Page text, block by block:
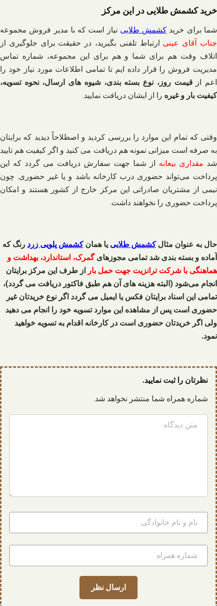
خرید کشمش طلایی در این مرکز
شما برای خرید کشمش طلایی نیاز است که با مدیر فروش مجموعه
جناب آقای عینی ارتباط تلفنی بگیرید، در حقیقت برای جلوگیری از
اتلاف وقت هم برای شما و هم برای این مجموعه، شماره تماس
مدیریت فروش را قرار داده ایم تا تمامی اطلاعات مورد نیاز خود را
اعم ازقیمت روز، نوع بسته بندی، شیوه های ارسال، نحوه تسویه،
کیفیت بار و غیره را از ایشان دریافت نمایید.
وقتی که تمام این موارد را بررسی کردید و اصطلاحاً دیدید که برایتان
به صرفه است میزانی نمونه هم دریافت می کنید و اگر کیفیت هم تایید
شد مقداری بیعانه از شما جهت سفارش دریافت می گردد که این
پرداخت می‌تواند حضوری درب کارخانه باشد و یا غیر حضوری. چون
نیمی از مشتریان صادراتی این مرکز خارج از کشور هستند و امکان
پرداخت حضوری را نخواهند داشت.
حال به عنوان مثالکشمش طلایی یا همانکشمش پلویی زرد رنگ که
آماده و بسته بندی شد تمامی مجوزهایگمرک، استاندارد، بهداشت و
هماهنگی با شرکت ترانزیت جهت حمل بار از طرف این مرکز برایتان
انجام می‌شود (البته هزینه های آن هم طبق فاکتور دریافت می گردد)،
تمامی این اسناد برایتان فکس یا ایمیل می گردد اگر نوع خریدتان غیر
حضوری است پس از مشاهده این موارد تسویه خود را انجام می دهید
ولی اگر خریدتان حضوری است در کارخانه اقدام به تسویه خواهید
نمود.
نظرتان را ثبت نمایید.
شماره همراه شما منتشر نخواهد شد.